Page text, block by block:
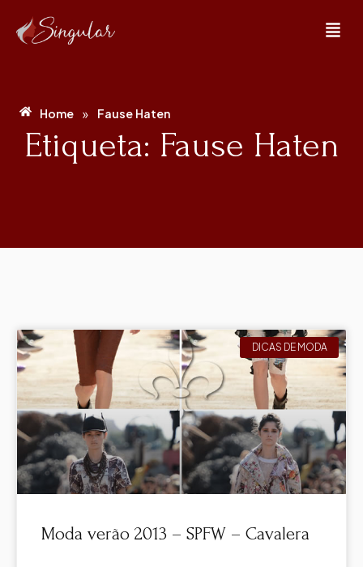
Home » Fause Haten
Etiqueta: Fause Haten
DICAS DE MODA
Moda verão 2013 – SPFW – Cavalera